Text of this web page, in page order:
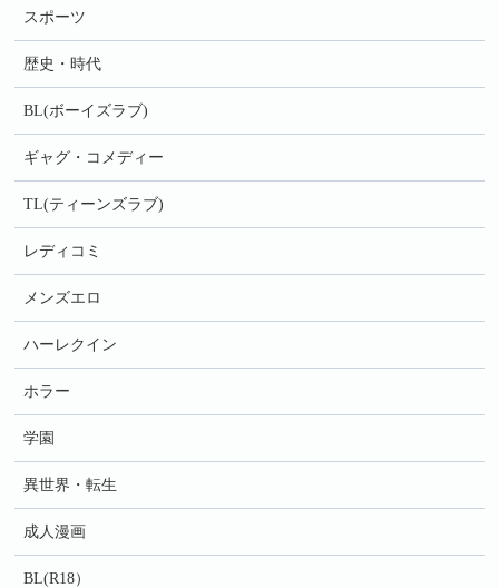
スポーツ
歴史・時代
BL(ボーイズラブ)
ギャグ・コメディー
TL(ティーンズラブ)
レディコミ
メンズエロ
ハーレクイン
ホラー
学園
異世界・転生
成人漫画
BL(R18）